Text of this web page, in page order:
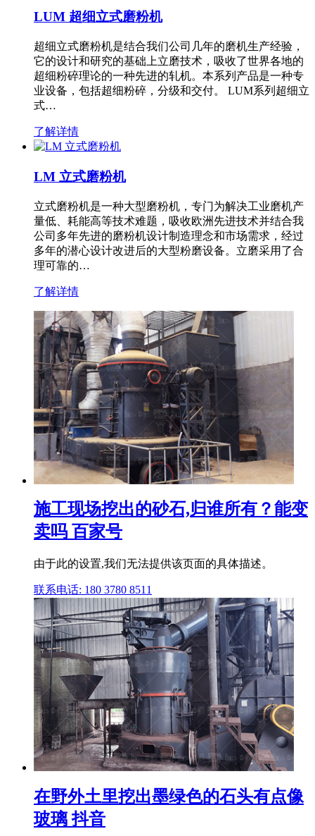
LUM 超细立式磨粉机
超细立式磨粉机是结合我们公司几年的磨机生产经验，
它的设计和研究的基础上立磨技术，吸收了世界各地的
超细粉碎理论的一种先进的轧机。本系列产品是一种专
业设备，包括超细粉碎，分级和交付。 LUM系列超细立
式…
了解详情
LM 立式磨粉机
立式磨粉机是一种大型磨粉机，专门为解决工业磨机产
量低、耗能高等技术难题，吸收欧洲先进技术并结合我
公司多年先进的磨粉机设计制造理念和市场需求，经过
多年的潜心设计改进后的大型粉磨设备。立磨采用了合
理可靠的…
了解详情
施工现场挖出的砂石,归谁所有？能变
卖吗 百家号
由于此的设置,我们无法提供该页面的具体描述。
联系电话: 180 3780 8511
在野外土里挖出墨绿色的石头有点像
玻璃 抖音